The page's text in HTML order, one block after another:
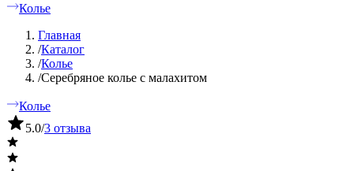
Колье
Главная
/Каталог
/Колье
/Серебряное колье с малахитом
Колье
5.0/3 отзыва